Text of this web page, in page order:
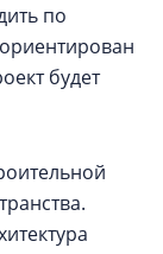
по
будет